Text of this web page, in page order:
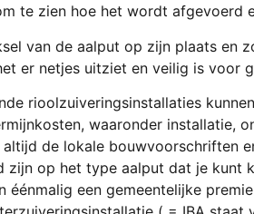
te zien hoe het wordt afgevoerd
van de aalput op zijn plaats
er netjes uitziet en veilig is voor
rioolzuiveringsinstallaties
waaronder installatie,
de lokale bouwvoorschriften
zijn op het type aalput dat je kunt
éénmalig een gemeentelijke